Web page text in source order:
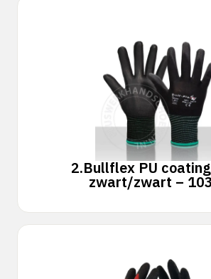
2.Bullflex PU
zwart/zwart –